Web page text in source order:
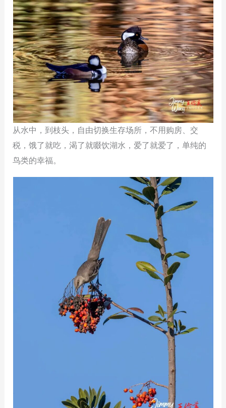
从水中，到枝头，自由切换生存场所，不用购房、交
税，饿了就吃，渴了就啜饮湖水，爱了就爱了，单纯的
鸟类的幸福。